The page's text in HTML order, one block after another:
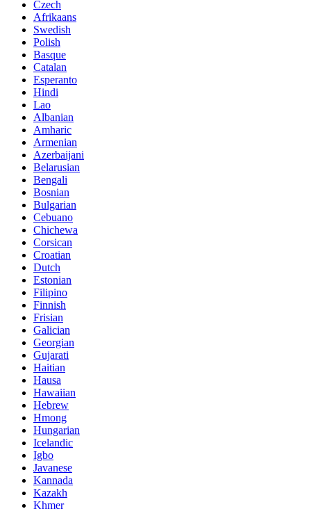
Czech
Afrikaans
Swedish
Polish
Basque
Catalan
Esperanto
Hindi
Lao
Albanian
Amharic
Armenian
Azerbaijani
Belarusian
Bengali
Bosnian
Bulgarian
Cebuano
Chichewa
Corsican
Croatian
Dutch
Estonian
Filipino
Finnish
Frisian
Galician
Georgian
Gujarati
Haitian
Hausa
Hawaiian
Hebrew
Hmong
Hungarian
Icelandic
Igbo
Javanese
Kannada
Kazakh
Khmer